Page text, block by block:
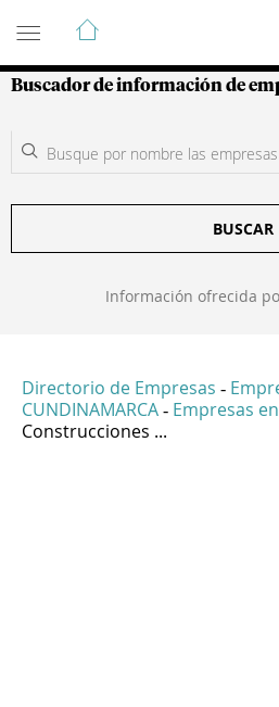
Guía de Empresas
Buscador de información de
BUSCAR
Información ofrecida
Directorio de Empresas -
CUNDINAMARCA - Empresas
Construcciones ...